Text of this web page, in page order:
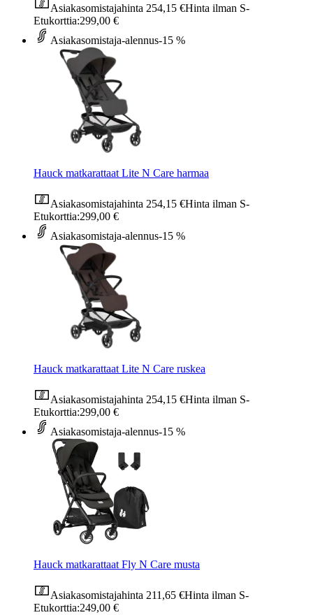
Asiakasomistajahinta 254,15 €Hinta ilman S-
Etukorttia:299,00 €
Asiakasomistaja-alennus-15 %
Hauck matkarattaat Lite N Care harmaa
Asiakasomistajahinta 254,15 €Hinta ilman S-
Etukorttia:299,00 €
Asiakasomistaja-alennus-15 %
Hauck matkarattaat Lite N Care ruskea
Asiakasomistajahinta 254,15 €Hinta ilman S-
Etukorttia:299,00 €
Asiakasomistaja-alennus-15 %
Hauck matkarattaat Fly N Care musta
Asiakasomistajahinta 211,65 €Hinta ilman S-
Etukorttia:249,00 €